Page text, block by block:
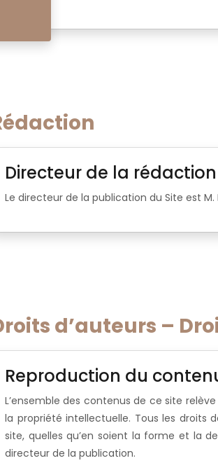
Directeur de la rédaction
Le directeur de la publication du Site est
d’auteurs –
Reproduction du
L’ensemble des contenus de ce site
la propriété intellectuelle. Tous les droits
site, quelles qu’en soient la forme et la
directeur de la publication.